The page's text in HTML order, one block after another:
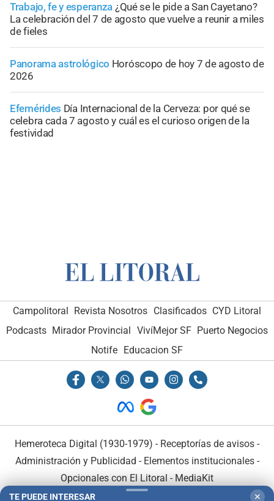
Trabajo, fe y esperanza ¿Qué se le pide a San Cayetano?
La celebración del 7 de agosto que vuelve a reunir a miles
de fieles
Panorama astrológico Horóscopo de hoy 7 de agosto de
2026
Efemérides Día Internacional de la Cerveza: por qué se
celebra cada 7 agosto y cuál es el curioso origen de la
festividad
Campolitoral Revista Nosotros Clasificados CYD Litoral
Podcasts Mirador Provincial VivíMejor SF Puerto Negocios
Notife Educacion SF
Hemeroteca Digital (1930-1979) - Receptorías de avisos -
Administración y Publicidad - Elementos institucionales-
Opcionales con El Litoral - MediaKit
TE PUEDE INTERESAR ✕